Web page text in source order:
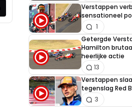
Verstappen
sensationeel
1
Getergde
Hamilton
heerlijke actie
13
Verstappen
tegenslag Red
3